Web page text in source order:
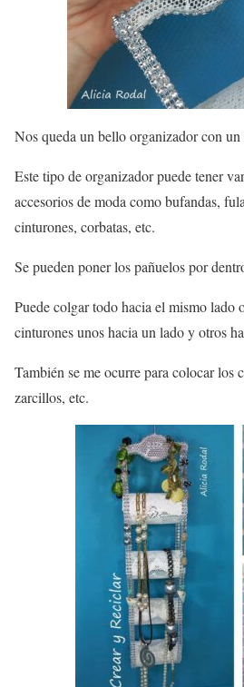
Nos queda un bello organizador con
Este tipo de organizador puede tener
accesorios de moda como bufandas,
cinturones, corbatas, etc.
Se pueden poner los pañuelos por
Puede colgar todo hacia el mismo lado
cinturones unos hacia un lado y otros
También se me ocurre para colocar los
zarcillos, etc.